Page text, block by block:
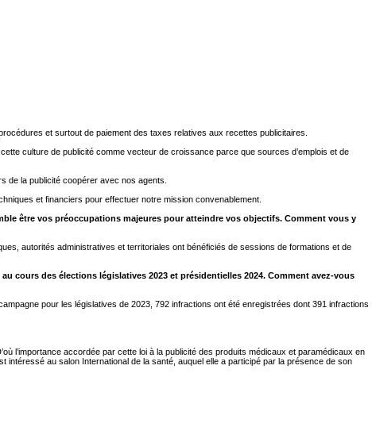
et surtout de paiement des taxes relatives aux recettes publicitaires.
culture de publicité comme vecteur de croissance parce que sources d’emplois et de
de la publicité coopérer avec nos agents.
et financiers pour effectuer notre mission convenablement.
être vos préoccupations majeures pour atteindre vos objectifs. Comment vous y
autorités administratives et territoriales ont bénéficiés de sessions de formations et de
cours des élections législatives 2023 et présidentielles 2024. Comment avez-vous
pour les législatives de 2023, 792 infractions ont été enregistrées dont 391 infractions
l’importance accordée par cette loi à la publicité des produits médicaux et paramédicaux en
intéressé au salon International de la santé, auquel elle a participé par la présence de son